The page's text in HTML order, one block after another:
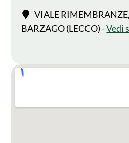
VIALE
BARZAGO (LECCO) -Vedi